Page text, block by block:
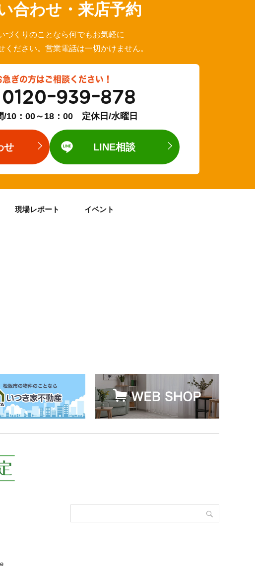
合わせ・来店予約
づくりのことなら何でもお気軽に
ください。営業電話は一切かけません。
急ぎの方はご相談ください！
0120-939-878
/10：00～18：00 定休日/水曜日
せ LINE相談
現場レポート イベント